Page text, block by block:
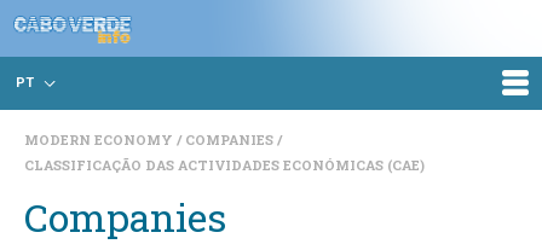
PT
MODERN ECONOMY
COMPANIES
CLASSIFICAÇÃO DAS ACTIVIDADES ECONÓMICAS (CAE)
Companies